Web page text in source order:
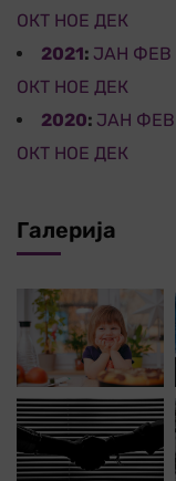
ОКТ НОЕ ДЕК
2021: ЈАН ФЕВ
ОКТ НОЕ ДЕК
2020: ЈАН ФЕВ
ОКТ НОЕ ДЕК
Галерија